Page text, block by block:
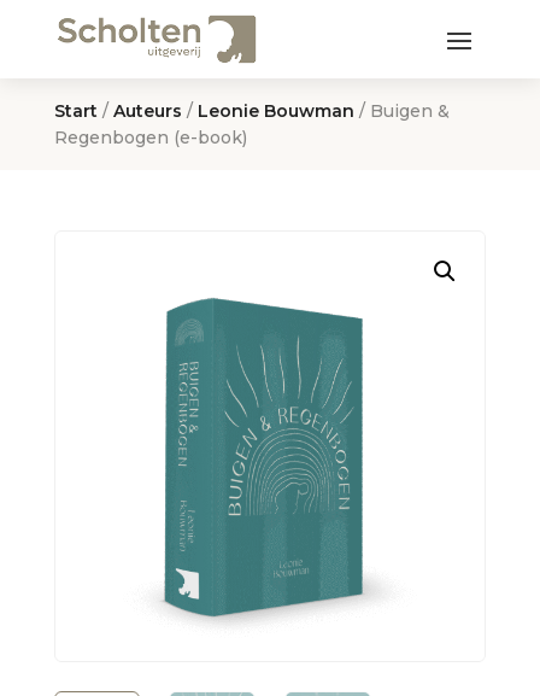
Start / Auteurs / Leonie Bouwman / Buigen &
Regenbogen (e-book)